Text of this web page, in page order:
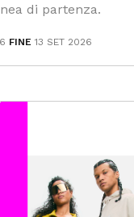
di partenza.
FINE 13 SET 2026